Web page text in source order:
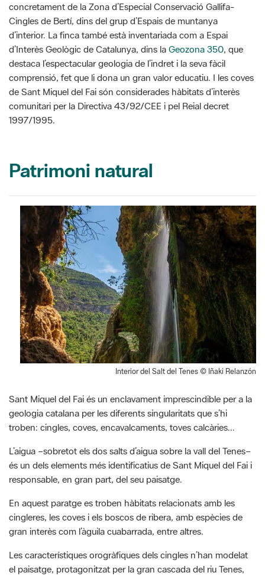
concretament de la Zona d’Especial Conservació Gallifa-
Cingles de Bertí, dins del grup d’Espais de muntanya
d’interior. La finca també està inventariada com a Espai
d’Interès Geològic de Catalunya, dins la Geozona 350, que
destaca l’espectacular geologia de l’indret i la seva fàcil
comprensió, fet que li dona un gran valor educatiu. I les coves
de Sant Miquel del Fai són considerades hàbitats d’interès
comunitari per la Directiva 43/92/CEE i pel Reial decret
1997/1995.
Patrimoni natural
Interior del Salt del Tenes © Iñaki Relanzón
Sant Miquel del Fai és un enclavament imprescindible per a la
geologia catalana per les diferents singularitats que s’hi
troben: cingles, coves, encavalcaments, toves calcàries...
L’aigua –sobretot els dos salts d’aigua sobre la vall del Tenes–
és un dels elements més identificatius de Sant Miquel del Fai i
responsable, en gran part, del seu paisatge.
En aquest paratge es troben hàbitats relacionats amb les
cingleres, les coves i els boscos de ribera, amb espècies de
gran interès com l’àguila cuabarrada, entre altres.
Les característiques orogràfiques dels cingles n’han modelat
el paisatge, protagonitzat per la gran cascada del riu Tenes,